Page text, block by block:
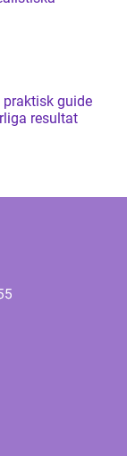
praktisk guide
resultat